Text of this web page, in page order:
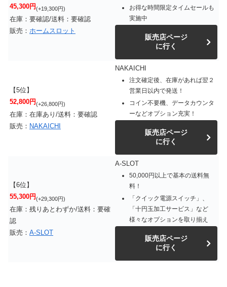
45,300円(+19,300円)
在庫：要確認/送料：要確認
販売： ホームスロット
お得な時間限定タイムセールも
実施中
販売店ページ
に行く
【5位】
52,800円(+26,800円)
在庫：在庫あり/送料：要確認
販売： NAKAICHI
NAKAICHI
注文確定後、在庫があれば翌２
営業日以内で発送！
コイン不要機、データカウンタ
ーなどオプション充実！
販売店ページ
に行く
【6位】
55,300円(+29,300円)
在庫：残りあとわずか/送料：要確
認
販売： A-SLOT
A-SLOT
50,000円以上で基本の送料無
料！
「クイック電源スイッチ」、
「十円玉加工サービス」など
様々なオプションを取り揃え
販売店ページ
に行く